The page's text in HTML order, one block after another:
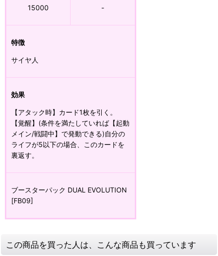
15000 -
特徴
サイヤ人
効果
【アタック時】カード1枚を引く。
【覚醒】(条件を満たしていれば【起動
メイン/戦闘中】で発動できる)自分の
ライフが5以下の場合、このカードを
裏返す。
ブースターパック DUAL EVOLUTION
[FB09]
この商品を買った人は、こんな商品も買っています